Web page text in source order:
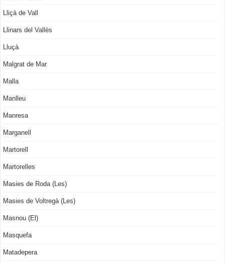
Lliçà de Vall
Llinars del Vallès
Lluçà
Malgrat de Mar
Malla
Manlleu
Manresa
Marganell
Martorell
Martorelles
Masies de Roda (Les)
Masies de Voltregà (Les)
Masnou (El)
Masquefa
Matadepera